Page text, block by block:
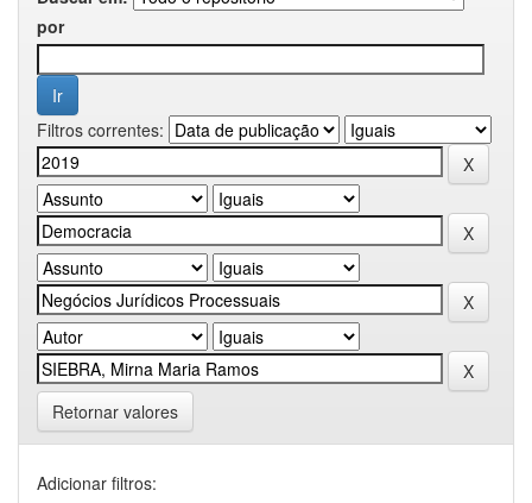
por
Filtros correntes:
Retornar valores
Adicionar filtros: